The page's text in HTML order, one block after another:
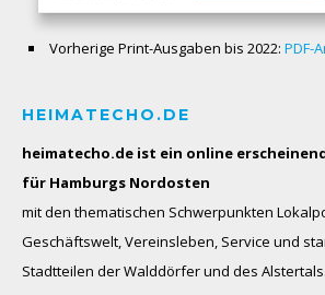
Vorherige Print-Ausgaben bis 2022: PDF-
HEIMATECHO.DE
heimatecho.de ist ein online
für Hamburgs Nordosten
mit den thematischen Schwerpunkten
Geschäftswelt, Vereinsleben, Service und
Stadtteilen der Walddörfer und des Alstertals.